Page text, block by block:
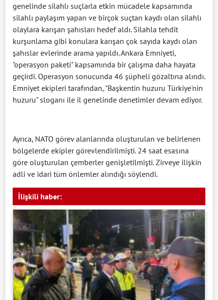
genelinde silahlı suçlarla etkin mücadele kapsamında
silahlı paylaşım yapan ve birçok suçtan kaydı olan silahlı
olaylara karışan şahısları hedef aldı. Silahla tehdit
kurşunlama gibi konulara karışan çok sayıda kaydı olan
şahıslar evlerinde arama yapıldı. Ankara Emniyeti,
"operasyon paketi" kapsamında bir çalışma daha hayata
geçirdi. Operasyon sonucunda 46 şüpheli gözaltına alındı.
Emniyet ekipleri tarafından, "Başkentin huzuru Türkiye'nin
huzuru" sloganı ile il genelinde denetimler devam ediyor.
Ayrıca, NATO görev alanlarında oluşturulan ve belirlenen
bölgelerde ekipler görevlendirilmişti. 24 saat esasına
göre oluşturulan çemberler genişletilmişti. Zirveye ilişkin
adli ve idari tüm önlemler alındığı söylendi.
İlişkili haber: